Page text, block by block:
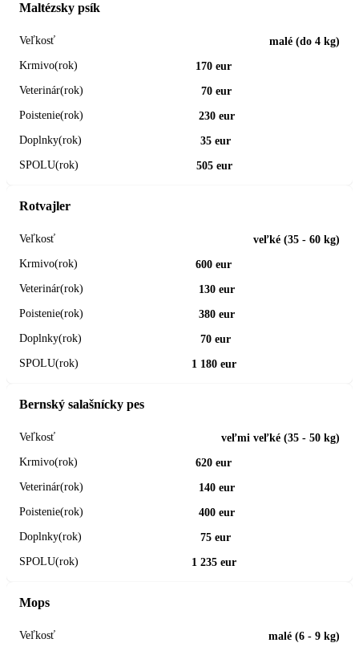
Maltézsky psík
malé (do 4 kg)
170 eur
70 eur
230 eur
35 eur
505 eur
Rotvajler
veľké (35 - 60 kg)
600 eur
130 eur
380 eur
70 eur
1 180 eur
Bernský salašnícky pes
veľmi veľké (35 - 50 kg)
620 eur
140 eur
400 eur
75 eur
1 235 eur
Mops
malé (6 - 9 kg)